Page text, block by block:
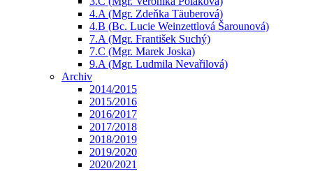
4.A (Mgr. Zdeňka Täuberová)
4.B (Bc. Lucie Weinzettlová Šarounová)
7.A (Mgr. František Suchý)
7.C (Mgr. Marek Joska)
9.A (Mgr. Ludmila Nevařilová)
Archiv
2014/2015
2015/2016
2016/2017
2017/2018
2018/2019
2019/2020
2020/2021